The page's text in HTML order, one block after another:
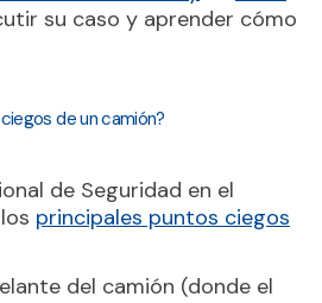
su caso y aprender cómo
de un camión?
de Seguridad en el
principales puntos ciegos
del camión (donde el